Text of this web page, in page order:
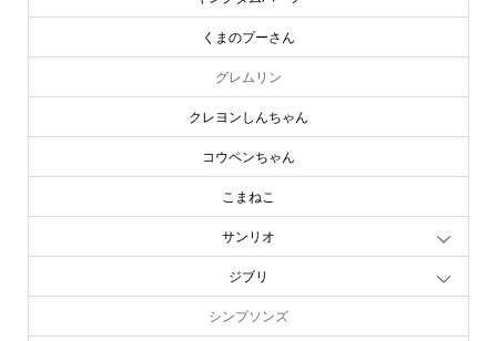
くまのプーさん
グレムリン
クレヨンしんちゃん
コウペンちゃん
こまねこ
サンリオ
ジブリ
シンプソンズ